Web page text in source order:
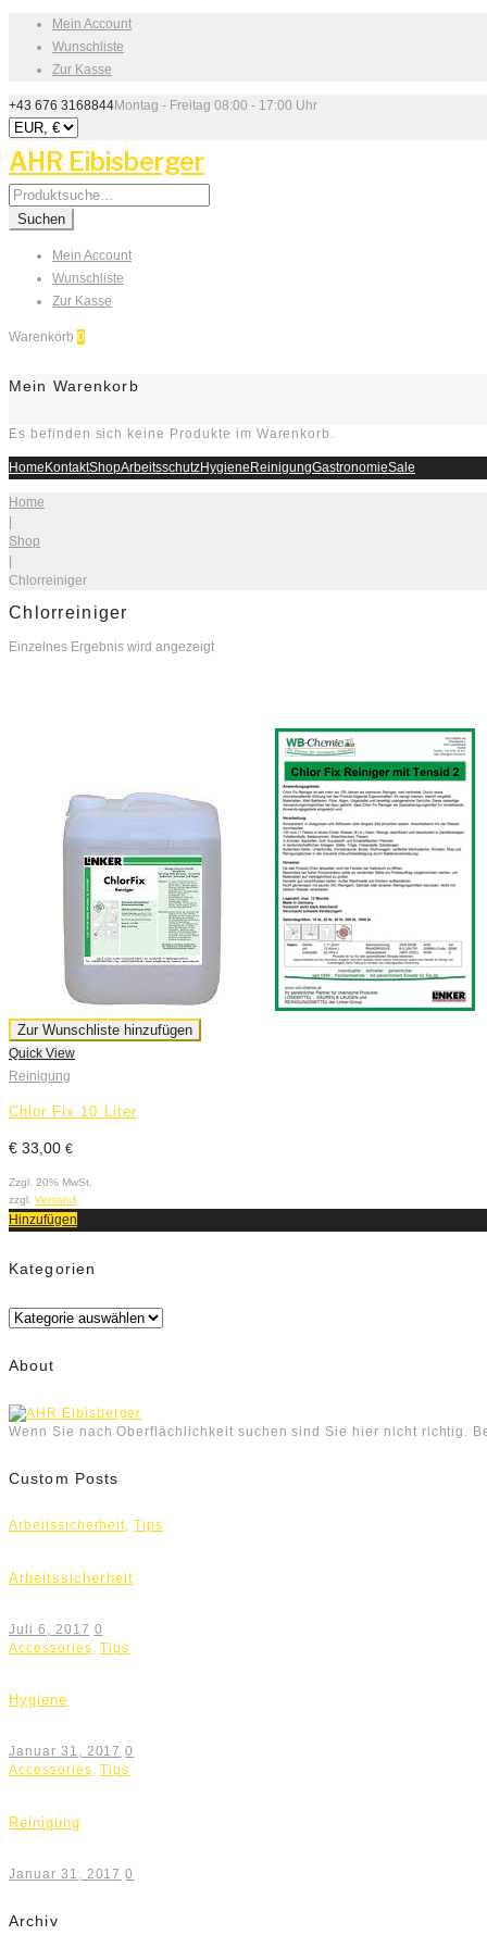
Mein Account
Wunschliste
Zur Kasse
+43 676 3168844Montag - Freitag 08:00 - 17:00 Uhr
AHR Eibisberger
Search
for:
Suchen
Mein Account
Wunschliste
Zur Kasse
Warenkorb 0
Mein Warenkorb
Es befinden sich keine Produkte im Warenkorb.
HomeKontaktShopArbeitsschutzHygieneReinigungGastronomieSale
Home
|
Shop
|
Chlorreiniger
Chlorreiniger
Einzelnes Ergebnis wird angezeigt
Zur Wunschliste hinzufügen
Quick View
Reinigung
Chlor Fix 10 Liter
€ 33,00 €
Zzgl. 20% MwSt.
zzgl. Versand
Hinzufügen
Kategorien
Kategorien
About
Wenn Sie nach Oberflächlichkeit suchen sind Sie hier nicht richtig.
Custom Posts
Arbeitssicherheit,Tips
Arbeitssicherheit
Juli 6, 2017 0
Accessories,Tips
Hygiene
Januar 31, 2017 0
Accessories,Tips
Reinigung
Januar 31, 2017 0
Archiv